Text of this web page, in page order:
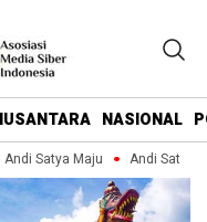
NASIONAL
Satya Maju Andi Satya